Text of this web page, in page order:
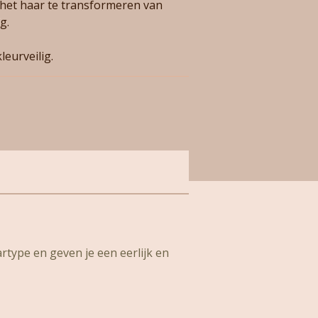
haar te transformeren van
en geven je een eerlijk en